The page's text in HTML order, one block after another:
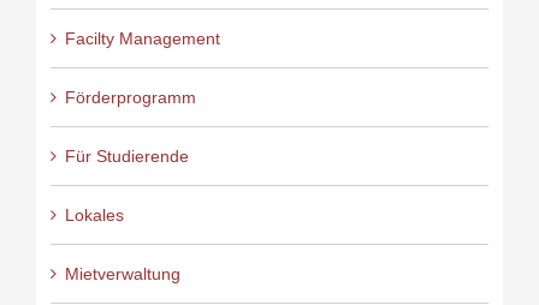
Facilty Management
Förderprogramm
Für Studierende
Lokales
Mietverwaltung